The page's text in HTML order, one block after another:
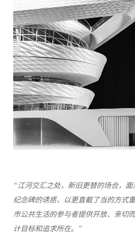
“江河交汇之处，新旧更替的场合，
纪念碑的诱惑，以更直截了当的方式
市公共生活的参与者提供开放、亲切
计目标和追求所在。”